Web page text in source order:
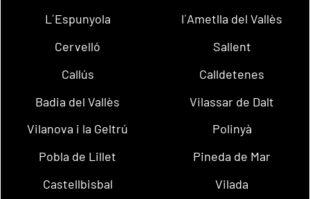
L´Espunyola
l´Ametlla del Vallès
Cervelló
Sallent
Callús
Calldetenes
Badia del Vallès
Vilassar de Dalt
Vilanova i la Geltrú
Polinyà
Pobla de Lillet
Pineda de Mar
Castellbisbal
Vilada